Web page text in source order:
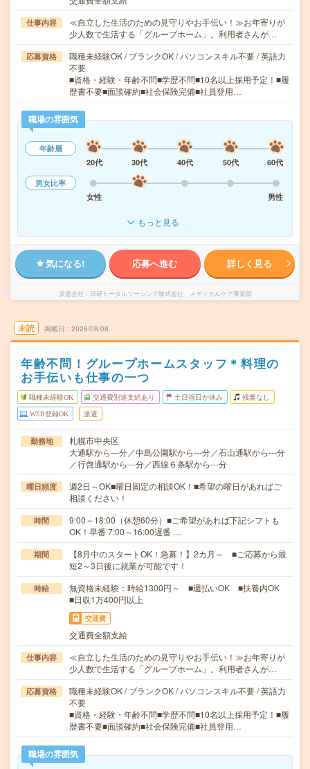
仕事内容
≪自立した生活のための見守りやお手伝い！≫お年寄りが
少人数で生活する「グループホーム」。利用者さんが…
応募資格
職種未経験OK / ブランクOK / パソコンスキル不要 / 英語力
不要
■資格・経験・年齢不問■学歴不問■10名以上採用予定！■履
歴書不要■面談確約■社会保険完備■社員登用…
職場の雰囲気
年齢層
20代
30代 40代 50代
60代
男女比率
女性
男性
もっと見る
気になる! 応募へ進む 詳しく見る
派遣会社 日研トータルソーシング株式会社 メディカルケア事業部
未読 掲載日 2026/08/08
年齢不問！グループホームスタッフ＊料理の
お手伝いも仕事の一つ
職種未経験OK 交通費別途支給あり 土日祝日が休み 残業なし
WEB登録OK 派遣
勤務地
札幌市中央区
大通駅から---分／中島公園駅から---分／石山通駅から---分
／行啓通駅から---分／西線６条駅から---分
曜日頻度
週2日～OK■曜日固定の相談OK！■希望の曜日があればご
相談ください！
時間
9:00～18:00（休憩60分）■ご希望があれば下記シフトも
OK！早番 7:00～16:00遅番 …
期間
【8月中のスタートOK！急募！】2カ月～ ■ご応募から最
短2～3日後に就業が可能です！
時給
無資格未経験：時給1300円～ ■週払いOK ■扶養内OK
■日収1万400円以上
交通費
交通費全額支給
仕事内容
≪自立した生活のための見守りやお手伝い！≫お年寄りが
少人数で生活する「グループホーム」。利用者さんが…
応募資格
職種未経験OK / ブランクOK / パソコンスキル不要 / 英語力
不要
■資格・経験・年齢不問■学歴不問■10名以上採用予定！■履
歴書不要■面談確約■社会保険完備■社員登用…
職場の雰囲気